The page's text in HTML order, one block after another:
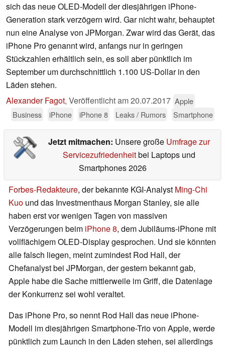
sich das neue OLED-Modell der diesjährigen iPhone-
Generation stark verzögern wird. Gar nicht wahr, behauptet
nun eine Analyse von JPMorgan. Zwar wird das Gerät, das
iPhone Pro genannt wird, anfangs nur in geringen
Stückzahlen erhältlich sein, es soll aber pünktlich im
September um durchschnittlich 1.100 US-Dollar in den
Läden stehen.
Alexander Fagot, Veröffentlicht am20.07.2017 Apple
Business
iPhone iPhone 8 Leaks / Rumors Smartphone
Jetzt mitmachen: Unsere große Umfrage zur
Servicezufriedenheitbei Laptops und
Smartphones 2026
Forbes-Redakteure, der bekannte KGI-Analyst Ming-Chi
Kuo und das Investmenthaus Morgan Stanley, sie alle
haben erst vor wenigen Tagen von massiven
Verzögerungen beim iPhone 8, dem Jubiläums-iPhone mit
vollflächigem OLED-Display gesprochen. Und sie könnten
alle falsch liegen, meint zumindest Rod Hall, der
Chefanalyst bei JPMorgan, der gestern bekannt gab,
Apple habe die Sache mittlerweile im Griff, die Datenlage
der Konkurrenz sei wohl veraltet.
Das iPhone Pro, so nennt Rod Hall das neue iPhone-
Modell im diesjährigen Smartphone-Trio von Apple, werde
pünktlich zum Launch in den Läden stehen, sei allerdings